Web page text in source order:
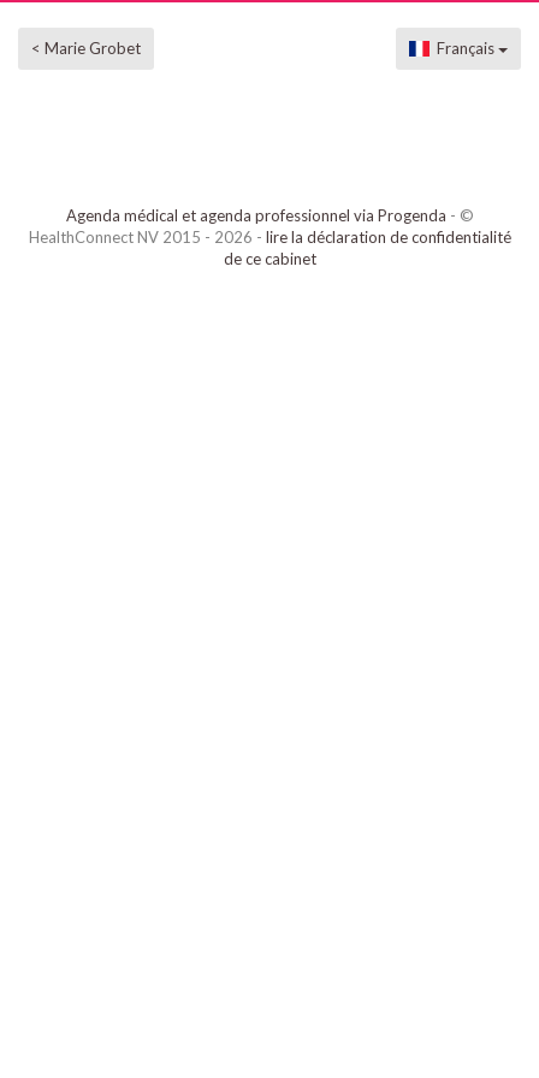
< Marie Grobet Français
Agenda médical et agenda professionnel via Progenda - ©
HealthConnect NV 2015 - 2026 - lire la déclaration de confidentialité
de ce cabinet